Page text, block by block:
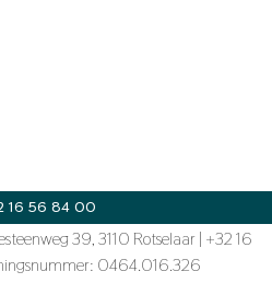
16 56 84 00
2, 3150 TILDONK
39, 3110 Rotselaar | +32 16
0464.016.326